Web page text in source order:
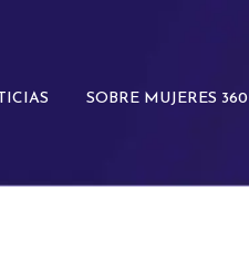
SOBRE MUJERES 360